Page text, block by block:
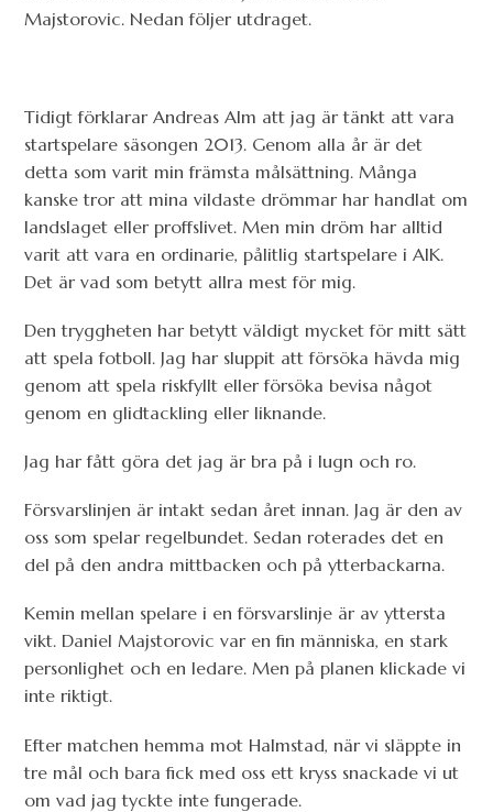
Majstorovic. Nedan följer utdraget.
Tidigt förklarar Andreas Alm att jag är tänkt att vara
startspelare säsongen 2013. Genom alla år är det
detta som varit min främsta målsättning. Många
kanske tror att mina vildaste drömmar har handlat om
landslaget eller proffslivet. Men min dröm har alltid
varit att vara en ordinarie, pålitlig startspelare i AIK.
Det är vad som betytt allra mest för mig.
Den tryggheten har betytt väldigt mycket för mitt sätt
att spela fotboll. Jag har sluppit att försöka hävda mig
genom att spela riskfyllt eller försöka bevisa något
genom en glidtackling eller liknande.
Jag har fått göra det jag är bra på i lugn och ro.
Försvarslinjen är intakt sedan året innan. Jag är den av
oss som spelar regelbundet. Sedan roterades det en
del på den andra mittbacken och på ytterbackarna.
Kemin mellan spelare i en försvarslinje är av yttersta
vikt. Daniel Majstorovic var en fin människa, en stark
personlighet och en ledare. Men på planen klickade vi
inte riktigt.
Efter matchen hemma mot Halmstad, när vi släppte in
tre mål och bara fick med oss ett kryss snackade vi ut
om vad jag tyckte inte fungerade.